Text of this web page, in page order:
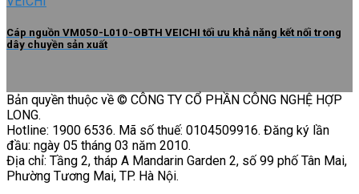
Cáp nguồn VM050-L010-OBTH VEICHI tối ưu khả năng kết nối trong
dây chuyền sản xuất
Bản quyền thuộc về © CÔNG TY CỔ PHẦN CÔNG NGHỆ HỢP
LONG.
Hotline: 1900 6536. Mã số thuế: 0104509916. Đăng ký lần
đầu: ngày 05 tháng 03 năm 2010.
Địa chỉ: Tầng 2, tháp A Mandarin Garden 2, số 99 phố Tân Mai,
Phường Tương Mai, TP. Hà Nội.